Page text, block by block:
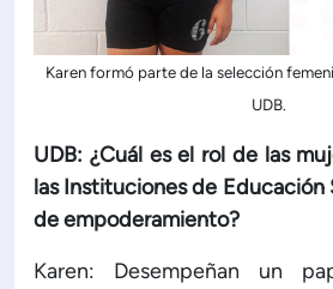
Karen formó parte de la selección
UDB.
UDB: ¿Cuál es el rol de las
las Instituciones de Educación
de empoderamiento?
Karen: Desempeñan un